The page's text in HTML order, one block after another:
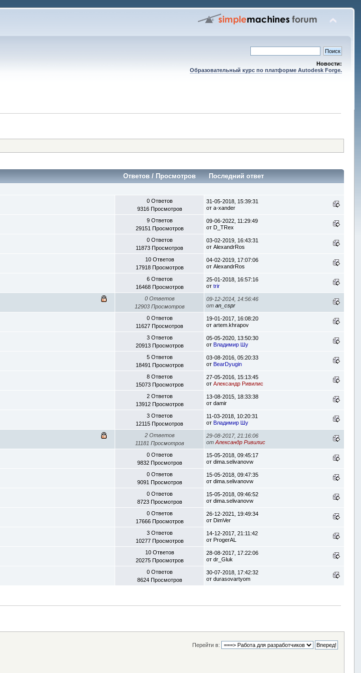
Новости:
Образовательный курс по платформе Autodesk Forge.
Ответов/ Просмотров Последний ответ
0 Ответов
9316 Просмотров
31-05-2018, 15:39:31
отa-xander
9 Ответов
29151 Просмотров
09-06-2022, 11:29:49
отD_TRex
0 Ответов
11873 Просмотров
03-02-2019, 16:43:31
отAlexandrRos
10 Ответов
17918 Просмотров
04-02-2019, 17:07:06
отAlexandrRos
6 Ответов
16468 Просмотров
25-01-2018, 16:57:16
отtrir
0 Ответов
12903 Просмотров
09-12-2014, 14:56:46
отan_cspr
0 Ответов
11627 Просмотров
19-01-2017, 16:08:20
отartem.khrapov
3 Ответов
20913 Просмотров
05-05-2020, 13:50:30
от Владимир Шу
5 Ответов
18491 Просмотров
03-08-2016, 05:20:33
от BearDyugin
8 Ответов
15073 Просмотров
27-05-2016, 15:13:45
отАлександр Ривилис
2 Ответов
13912 Просмотров
13-08-2015, 18:33:38
отdamir
3 Ответов
12115 Просмотров
11-03-2018, 10:20:31
от Владимир Шу
2 Ответов
11181 Просмотров
29-08-2017, 21:16:06
отАлександр Ривилис
0 Ответов
9832 Просмотров
15-05-2018, 09:45:17
отdima.selivanovw
0 Ответов
9091 Просмотров
15-05-2018, 09:47:35
отdima.selivanovw
0 Ответов
8723 Просмотров
15-05-2018, 09:46:52
отdima.selivanovw
0 Ответов
17666 Просмотров
26-12-2021, 19:49:34
отDimVer
3 Ответов
10277 Просмотров
14-12-2017, 21:11:42
отProgerAL
10 Ответов
20275 Просмотров
28-08-2017, 17:22:06
отdr_Gluk
0 Ответов
8624 Просмотров
30-07-2018, 17:42:32
отdurasovartyom
Перейти в: